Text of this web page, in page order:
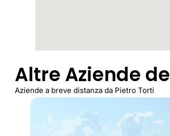
Altre Aziende
Aziende a breve distanza da Pietro Torti